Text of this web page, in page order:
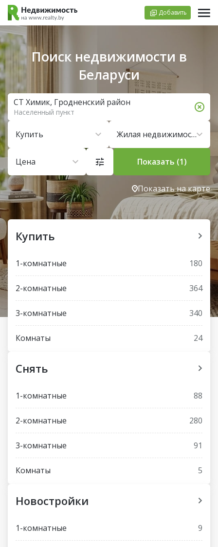
Добавить
Поиск недвижимости в
Беларуси
Купить Жилая недвижимость
Цена
СТ Химик, Гродненский район
Населенный пункт
Показать (1)
Показать на карте
Купить
1-комнатные 180
2-комнатные 364
3-комнатные 340
Комнаты 24
Снять
1-комнатные 88
2-комнатные 280
3-комнатные 91
Комнаты 5
Новостройки
1-комнатные 9